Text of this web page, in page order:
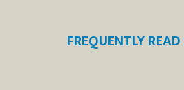
FREQUENTLY